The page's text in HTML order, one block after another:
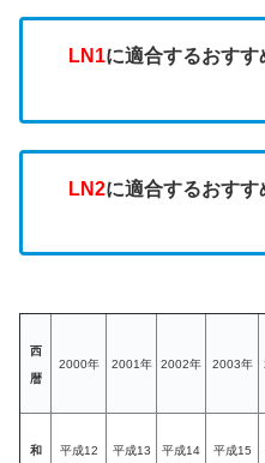
LN1に適合するおすす
LN2に適合するおすす
西
暦
2000年 2001年 2002年 2003年
和 平成12 平成13 平成14 平成15